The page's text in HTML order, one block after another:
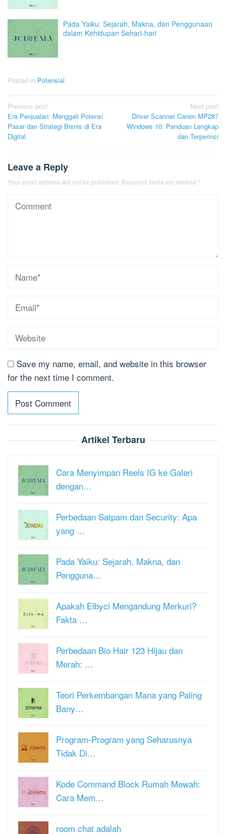
Pada Yaiku: Sejarah, Makna, dan Penggunaan
dalam Kehidupan Sehari-hari
Posted in Potensial
Post
navigation
Previous post
Era Penjualan: Menggali Potensi
Pasar dan Strategi Bisnis di Era
Digital
Next post
Driver Scanner Canon MP287
Windows 10: Panduan Lengkap
dan Terperinci
Leave a Reply
Your email address will not be published. Required fields are marked *
Save my name, email, and website in this browser
for the next time I comment.
Artikel Terbaru
Cara Menyimpan Reels IG ke Galeri
dengan…
Perbedaan Satpam dan Security: Apa
yang …
Pada Yaiku: Sejarah, Makna, dan
Pengguna…
Apakah Elbyci Mengandung Merkuri?
Fakta …
Perbedaan Bio Hair 123 Hijau dan
Merah: …
Teori Perkembangan Mana yang Paling
Bany…
Program-Program yang Seharusnya
Tidak Di…
Kode Command Block Rumah Mewah:
Cara Mem…
room chat adalah